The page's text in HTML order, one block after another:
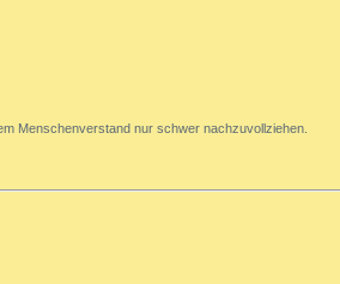
Menschenverstand nur schwer nachzuvollziehen.